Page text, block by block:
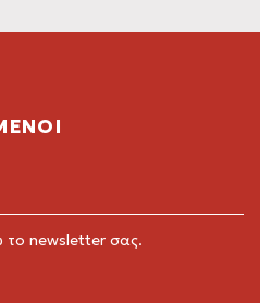
newsletter σας.